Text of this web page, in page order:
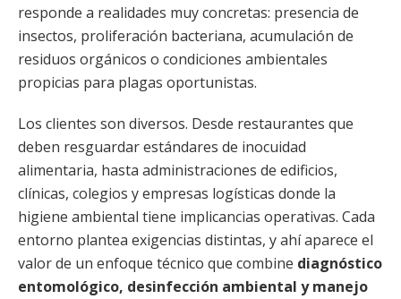
responde a realidades muy concretas: presencia de
insectos, proliferación bacteriana, acumulación de
residuos orgánicos o condiciones ambientales
propicias para plagas oportunistas.
Los clientes son diversos. Desde restaurantes que
deben resguardar estándares de inocuidad
alimentaria, hasta administraciones de edificios,
clínicas, colegios y empresas logísticas donde la
higiene ambiental tiene implicancias operativas. Cada
entorno plantea exigencias distintas, y ahí aparece el
valor de un enfoque técnico que combine diagnóstico
entomológico, desinfección ambiental y manejo